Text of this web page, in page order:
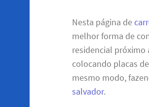
Nesta página de
melhor forma de
residencial próximo
colocando placas
mesmo modo,
salvador.